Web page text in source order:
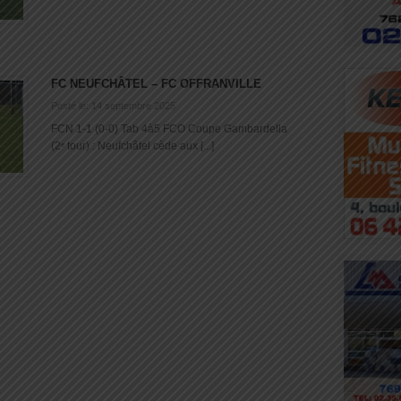
FC NEUFCHÂTEL – FC OFFRANVILLE
Posté le: 14 septembre 2025
FCN 1-1 (0-0) Tab 4à5 FCO Coupe Gambardella
(2ᵉ tour) : Neufchâtel cède aux [...]